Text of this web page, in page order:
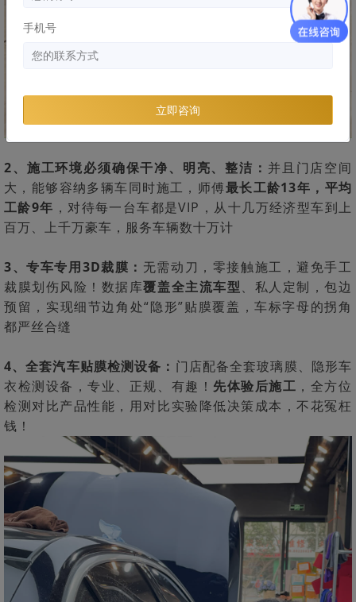
2、施工环境必须确保干净、明亮、整洁： 并且门店空间
大，能够容纳多辆车同时施工，师傅最长工龄13年，平均
工龄9年 ，对待每一台车都是VIP，从十几万经济型车到上
百万、上千万豪车，服务车辆数十万计
3、专车专用3D裁膜： 无需动刀，零接触施工，避免手工
裁膜划伤风险！数据库覆盖全主流车型、私人定制，包边
预留，实现细节边角处“隐形”贴膜覆盖，车标字母的拐角
都严丝合缝
4、全套汽车贴膜检测设备： 门店配备全套玻璃膜、隐形车
衣检测设备，专业、正规、有趣！ 先体验后施工 ，全方位
检测对比产品性能，用对比实验降低决策成本，不花冤枉
钱！
手机号
立即咨询